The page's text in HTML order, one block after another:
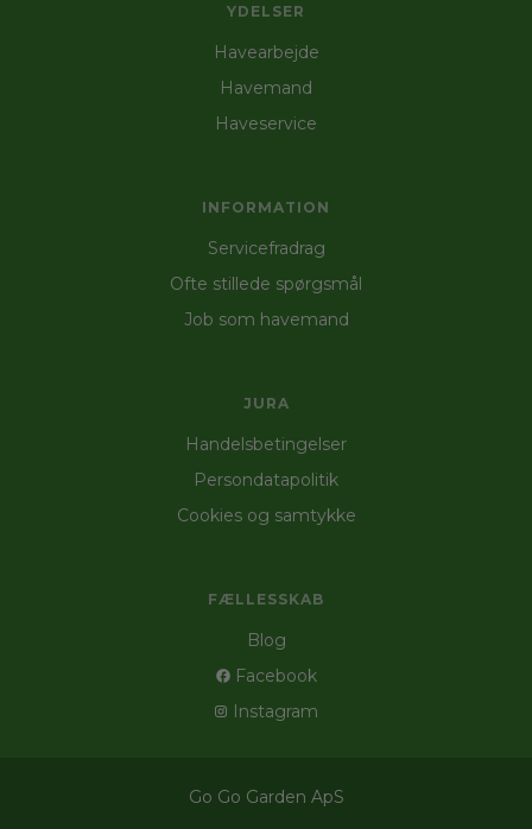
YDELSER
Havearbejde
Havemand
Haveservice
INFORMATION
Servicefradrag
Ofte stillede spørgsmål
Job som havemand
JURA
Handelsbetingelser
Persondatapolitik
Cookies og samtykke
FÆLLESSKAB
Blog
Facebook
Instagram
Go Go Garden ApS